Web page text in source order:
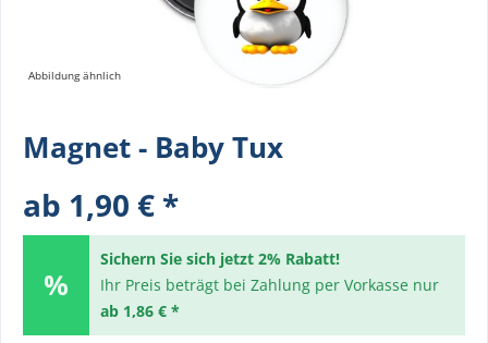
Abbildung ähnlich
Magnet - Baby Tux
ab 1,90 € *
Sichern Sie sich jetzt 2% Rabatt!
Ihr Preis beträgt bei Zahlung per Vorkasse nur
ab 1,86 € *